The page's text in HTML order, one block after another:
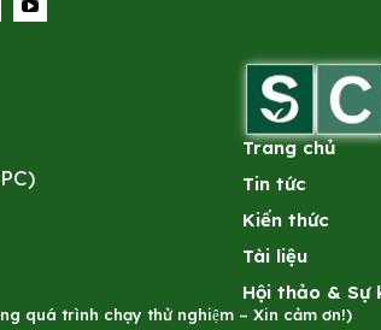
Trang chủ
Tin tức
Kiến thức
Tài liệu
Hội thảo & Sự
quá trình chạy thử nghiệm – Xin cảm ơn!)